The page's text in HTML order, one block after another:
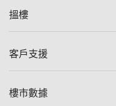
美聯集團
人才招募
搵樓
一手新盤
減價
客戶支援
自助放盤
樓市數據